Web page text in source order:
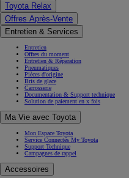
Toyota Relax
Offres Après-Vente
Entretien & Services
Entretien
Offres du moment
Entretien & Réparation
Pneumatiques
Pièces d'origine
Bris de glace
Carrosserie
Documentation & Support technique
Solution de paiement en x fois
Ma Vie avec Toyota
Mon Espace Toyota
Service Connectés My Toyota
Support Technique
Campagnes de rappel
Accessoires